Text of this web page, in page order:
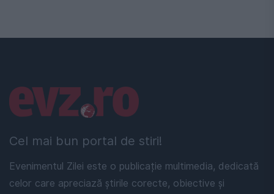
Cel mai bun portal de stiri!
Evenimentul Zilei este o publicație multimedia, dedicată
celor care apreciază știrile corecte, obiective și
Linkuri utile